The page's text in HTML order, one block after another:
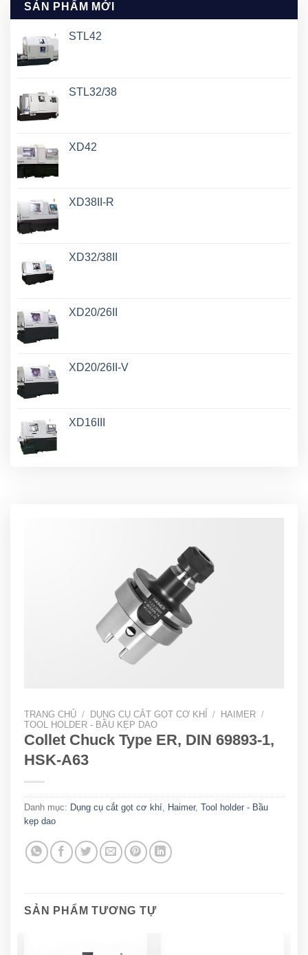
SẢN PHẨM MỚI
STL42
STL32/38
XD42
XD38II-R
XD32/38II
XD20/26II
XD20/26II-V
XD16III
TRANG CHỦ / DỤNG CỤ CẮT GỌT CƠ KHÍ / HAIMER /
TOOL HOLDER - BẦU KẸP DAO
Collet Chuck Type ER, DIN 69893-1,
HSK-A63
Danh mục: Dụng cụ cắt gọt cơ khí, Haimer, Tool holder - Bầu
kẹp dao
SẢN PHẨM TƯƠNG TỰ